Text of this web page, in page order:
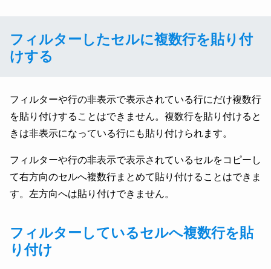
フィルターしたセルに複数行を貼り付
けする
フィルターや行の非表示で表示されている行にだけ複数行
を貼り付けすることはできません。複数行を貼り付けると
きは非表示になっている行にも貼り付けられます。
フィルターや行の非表示で表示されているセルをコピーし
て右方向のセルへ複数行まとめて貼り付けることはできま
す。左方向へは貼り付けできません。
フィルターしているセルへ複数行を貼
り付け